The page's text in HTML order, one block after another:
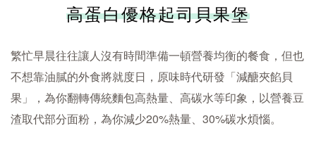
高蛋白優格起司貝果堡
繁忙早晨往往讓人沒有時間準備一頓營養均衡的餐食，但也
不想靠油膩的外食將就度日，原味時代研發「減醣夾餡貝
果」，為你翻轉傳統麵包高熱量、高碳水等印象，以營養豆
渣取代部分面粉，為你減少20%熱量、30%碳水煩惱。